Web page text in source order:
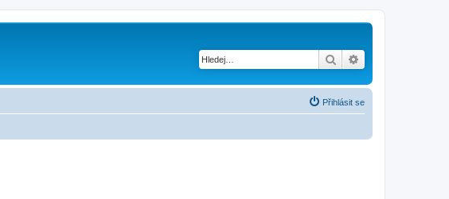
Hledat
Přihlásit se